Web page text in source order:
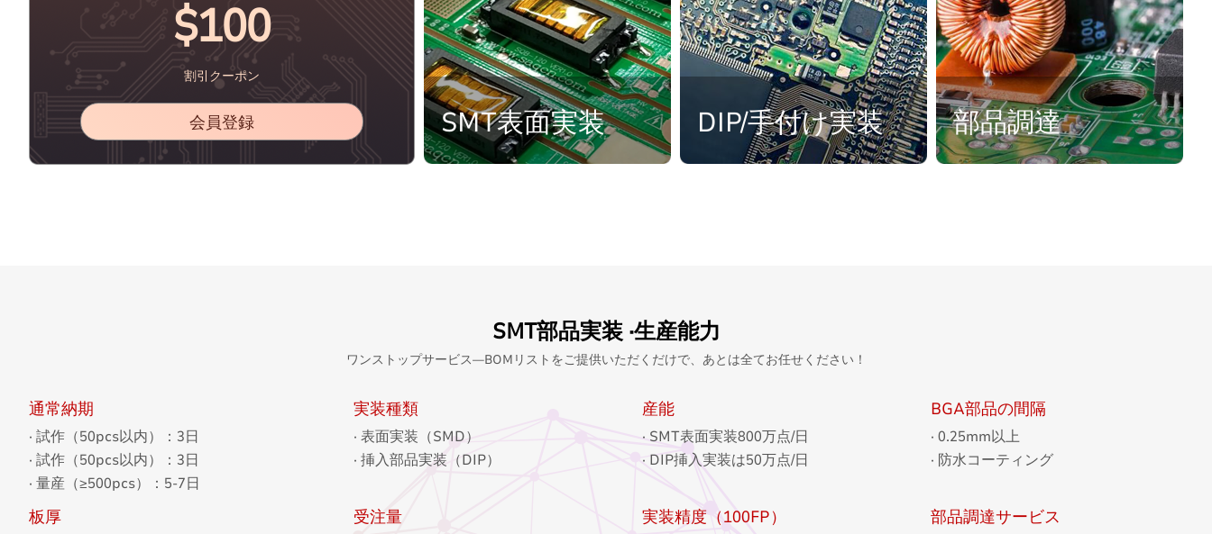
$100
割引クーポン
会員登録 SMT表面実装 DIP/手付け実装 部品調達
SMT部品実装 ·生産能力
ワンストップサービス—BOMリストをご提供いただくだけで、あとは全てお任せください！
通常納期
· 試作（50pcs以内）：3日
· 試作（50pcs以内）：3日
· 量産（≥500pcs）：5-7日
実装種類
· 表面実装（SMD）
· 挿入部品実装（DIP）
産能
· SMT表面実装800万点/日
· DIP挿入実装は50万点/日
BGA部品の間隔
· 0.25mm以上
· 防水コーティング
板厚 受注量 実装精度（100FP） 部品調達サービス